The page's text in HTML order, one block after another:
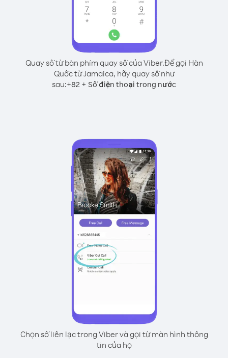
Quay số từ bàn phím quay số của Viber.Để gọi Hàn
Quốc từ Jamaica, hãy quay số như
sau:+82 + Số điện thoại trong nước
Chọn số liên lạc trong Viber và gọi từ màn hình thông
tin của họ